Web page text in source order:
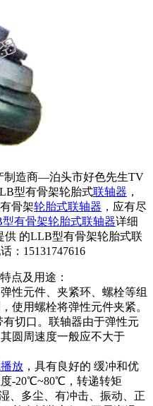
制造商—泊头市好色先生TV
型有骨架轮胎式联轴器 ，
有骨架轮胎式联轴器 ，应有尽
有骨架轮胎式联轴器详细
供 的LLB型有骨架轮胎式联
：15131747616
用途：
元件、夹紧环、螺栓等组
使用螺栓将弹性元件夹紧。
切口。联轴器由于弹性元
其圆周速度一般应不大于
放 ，具有良好的 缓冲和优
-20℃~80℃，转递转矩
、有冲击、振动、正